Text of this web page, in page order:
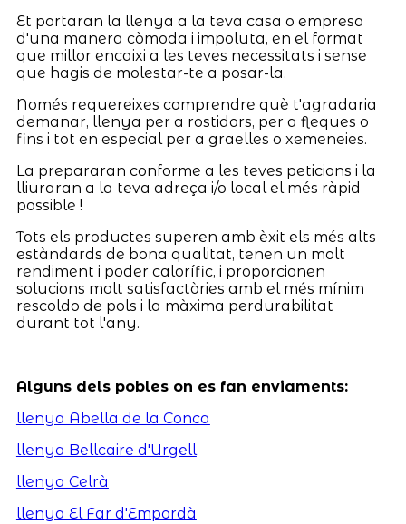
Et portaran la llenya a la teva casa o empresa
d'una manera còmoda i impoluta, en el format
que millor encaixi a les teves necessitats i sense
que hagis de molestar-te a posar-la.
Només requereixes comprendre què t'agradaria
demanar, llenya per a rostidors, per a fleques o
fins i tot en especial per a graelles o xemeneies.
La prepararan conforme a les teves peticions i la
lliuraran a la teva adreça i/o local el més ràpid
possible !
Tots els productes superen amb èxit els més alts
estàndards de bona qualitat, tenen un molt
rendiment i poder calorífic, i proporcionen
solucions molt satisfactòries amb el més mínim
rescoldo de pols i la màxima perdurabilitat
durant tot l'any.
Alguns dels pobles on es fan enviaments:
llenya Abella de la Conca
llenya Bellcaire d'Urgell
llenya Celrà
llenya El Far d'Empordà